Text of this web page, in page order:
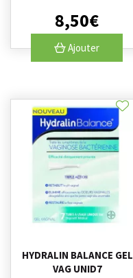
8,50€
Ajouter
HYDRALIN BALANCE GEL
VAG UNID7